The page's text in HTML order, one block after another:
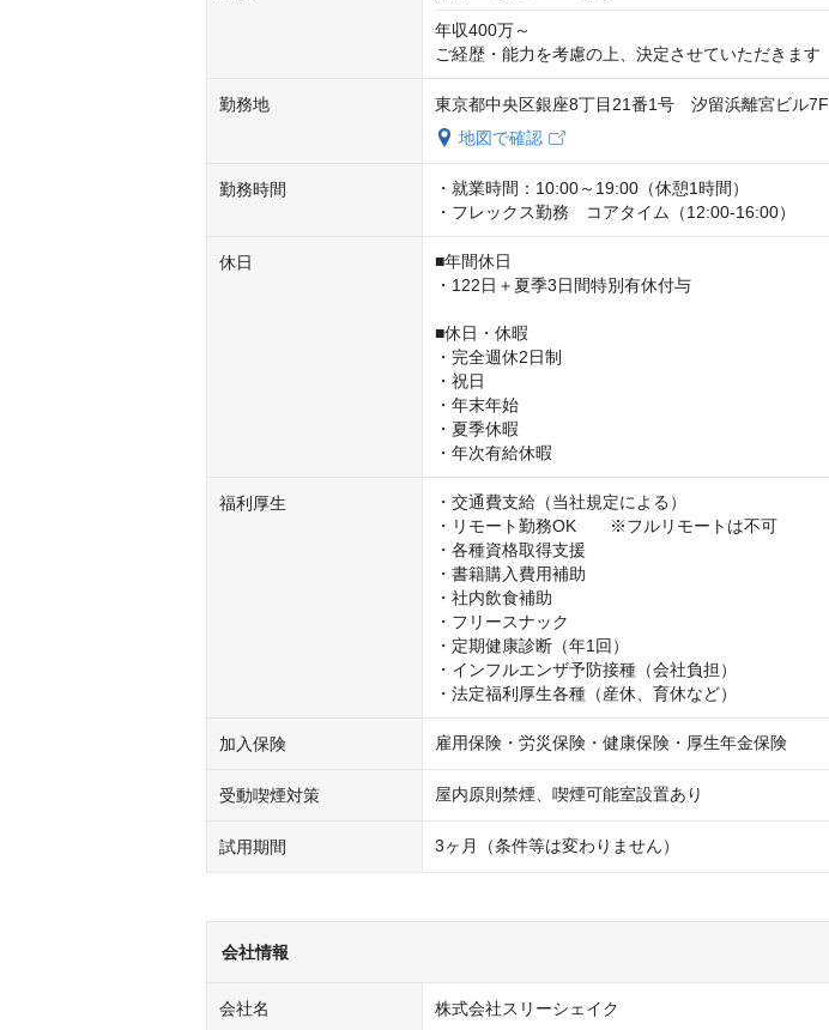
年収400万～
ご経歴・能力を考慮の上、決定させていただきます
勤務地
東京都中央区銀座8丁目21番1号 汐留浜離宮ビル7F
地図で確認
勤務時間
・就業時間：10:00～19:00（休憩1時間）
・フレックス勤務　コアタイム（12:00-16:00）
休日
■年間休日
・122日＋夏季3日間特別有休付与
■休日・休暇
・完全週休2日制
・祝日
・年末年始
・夏季休暇
・年次有給休暇
福利厚生
・交通費支給（当社規定による）
・リモート勤務OK　　※フルリモートは不可
・各種資格取得支援
・書籍購入費用補助
・社内飲食補助
・フリースナック
・定期健康診断（年1回）
・インフルエンザ予防接種（会社負担）
・法定福利厚生各種（産休、育休など）
加入保険 雇用保険・労災保険・健康保険・厚生年金保険
受動喫煙対策 屋内原則禁煙、喫煙可能室設置あり
試用期間 3ヶ月（条件等は変わりません）
会社情報
会社名 株式会社スリーシェイク